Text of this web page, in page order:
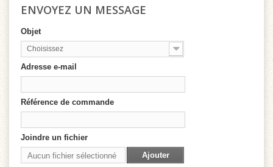
ENVOYEZ UN MESSAGE
Objet
Choisissez
Adresse e-mail
Référence de commande
Joindre un fichier
Aucun fichier sélectionné
Ajouter